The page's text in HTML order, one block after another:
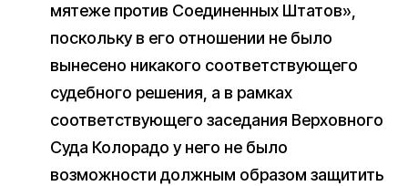
мятеже против Соединенных Штатов»,
поскольку в его отношении не было
вынесено никакого соответствующего
судебного решения, а в рамках
соответствующего заседания Верховного
Суда Колорадо у него не было
возможности должным образом защитить